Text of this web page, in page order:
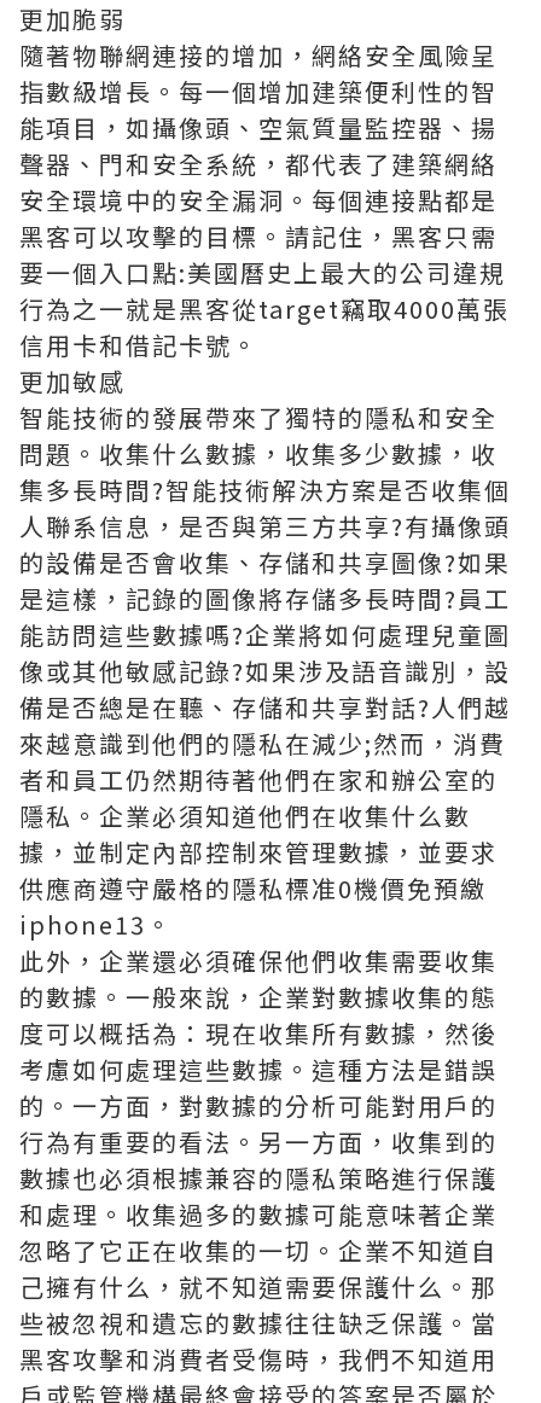
更加脆弱
隨著物聯網連接的增加，網絡安全風險呈
指數級增長。每一個增加建築便利性的智
能項目，如攝像頭、空氣質量監控器、揚
聲器、門和安全系統，都代表了建築網絡
安全環境中的安全漏洞。每個連接點都是
黑客可以攻擊的目標。請記住，黑客只需
要一個入口點:美國曆史上最大的公司違規
行為之一就是黑客從target竊取4000萬張
信用卡和借記卡號。
更加敏感
智能技術的發展帶來了獨特的隱私和安全
問題。收集什么數據，收集多少數據，收
集多長時間?智能技術解決方案是否收集個
人聯系信息，是否與第三方共享?有攝像頭
的設備是否會收集、存儲和共享圖像?如果
是這樣，記錄的圖像將存儲多長時間?員工
能訪問這些數據嗎?企業將如何處理兒童圖
像或其他敏感記錄?如果涉及語音識別，設
備是否總是在聽、存儲和共享對話?人們越
來越意識到他們的隱私在減少;然而，消費
者和員工仍然期待著他們在家和辦公室的
隱私。企業必須知道他們在收集什么數
據，並制定內部控制來管理數據，並要求
供應商遵守嚴格的隱私標准0機價免預繳
iphone13 。
此外，企業還必須確保他們收集需要收集
的數據。一般來說，企業對數據收集的態
度可以概括為：現在收集所有數據，然後
考慮如何處理這些數據。這種方法是錯誤
的。一方面，對數據的分析可能對用戶的
行為有重要的看法。另一方面，收集到的
數據也必須根據兼容的隱私策略進行保護
和處理。收集過多的數據可能意味著企業
忽略了它正在收集的一切。企業不知道自
己擁有什么，就不知道需要保護什么。那
些被忽視和遺忘的數據往往缺乏保護。當
黑客攻擊和消費者受傷時，我們不知道用
戶或監管機構最終會接受的答案是否屬於